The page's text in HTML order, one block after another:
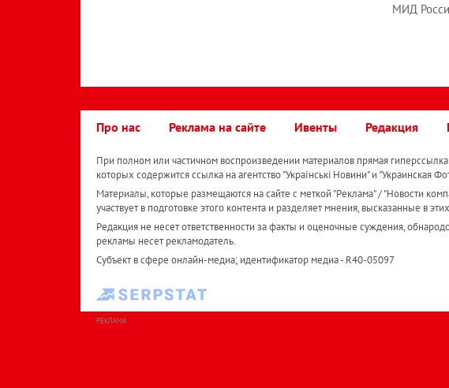
МИД
Про нас Реклама на сайте Ивенты Редакция
При полном или частичном воспроизведении материалов прямая
которых содержится ссылка на агентство "Українськi Новини" и "Украинская
Материалы, которые размещаются на сайте с меткой "Реклама" / "Новости
участвует в подготовке этого контента и разделяет мнения, высказанные в
Редакция не несет ответственности за факты и оценочные суждения,
рекламы несет рекламодатель.
Субъект в сфере онлайн-медиа; идентификатор медиа - R40-05097
РЕКЛАМА